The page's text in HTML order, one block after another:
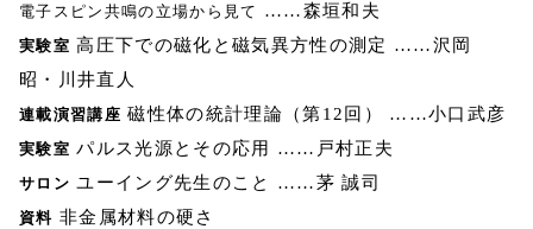
電子スピン共鳴の立場から見て ……森垣和夫
実験室 高圧下での磁化と磁気異方性の測定 ……沢岡
昭・川井直人
連載演習講座 磁性体の統計理論（第12回） ……小口武彦
実験室 パルス光源とその応用 ……戸村正夫
サロン ユーイング先生のこと ……茅 誠司
資料 非金属材料の硬さ